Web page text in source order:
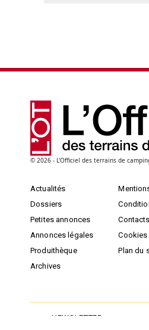
© 2026 - L'Officiel des terrains de
Actualités
Dossiers
Petites annonces
Annonces légales
Produithèque
Archives
Contacts
Cookies
Plan du
NEWSLETTER